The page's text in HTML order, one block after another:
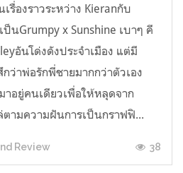
รื่องราวระหว่าง Kieranกับ
นGrumpy x Sunshine เบาๆ คี
อันโด่งดังประจำเมือง แต่มี
ว่าพ่อรักพี่ชายมากกว่าตัวเอง
าอยู่คนเดียวเพื่อให้หลุดจาก
ามความฝันการเป็นกราฟฟิ...
Review 38